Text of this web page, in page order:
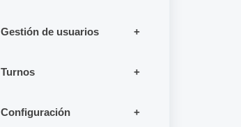
Gestión de usuarios
Turnos
Configuración